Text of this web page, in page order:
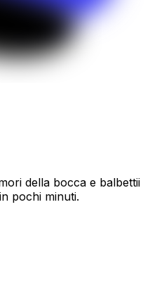
della bocca e balbettii
pochi minuti.